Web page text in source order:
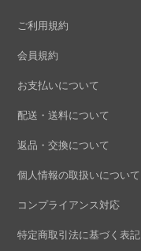
ご利用規約
会員規約
お支払いについて
配送・送料について
返品・交換について
個人情報の取扱いについて
コンプライアンス対応
特定商取引法に基づく表記